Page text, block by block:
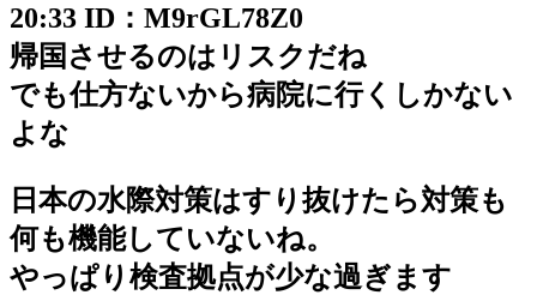
20:33 ID：M9rGL78Z0
帰国させるのはリスクだね
でも仕方ないから病院に行くしかない
よな
日本の水際対策はすり抜けたら対策も
何も機能していないね。
やっぱり検査拠点が少な過ぎます